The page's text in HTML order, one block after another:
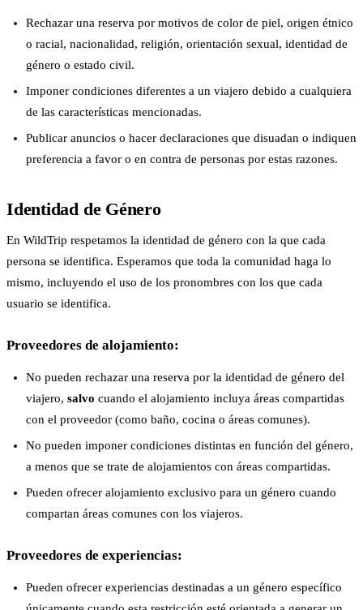
Rechazar una reserva por motivos de color de piel, origen étnico
o racial, nacionalidad, religión, orientación sexual, identidad de
género o estado civil.
Imponer condiciones diferentes a un viajero debido a cualquiera
de las características mencionadas.
Publicar anuncios o hacer declaraciones que disuadan o indiquen
preferencia a favor o en contra de personas por estas razones.
Identidad de Género
En WildTrip respetamos la identidad de género con la que cada
persona se identifica. Esperamos que toda la comunidad haga lo
mismo, incluyendo el uso de los pronombres con los que cada
usuario se identifica.
Proveedores de alojamiento:
No pueden rechazar una reserva por la identidad de género del
viajero, salvo cuando el alojamiento incluya áreas compartidas
con el proveedor (como baño, cocina o áreas comunes).
No pueden imponer condiciones distintas en función del género,
a menos que se trate de alojamientos con áreas compartidas.
Pueden ofrecer alojamiento exclusivo para un género cuando
compartan áreas comunes con los viajeros.
Proveedores de experiencias:
Pueden ofrecer experiencias destinadas a un género específico